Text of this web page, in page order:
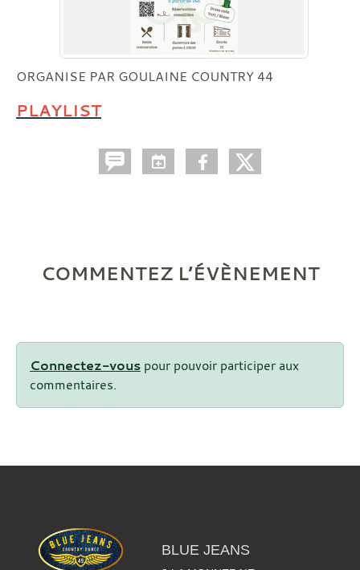
ORGANISE PAR GOULAINE COUNTRY 44
PLAYLIST
COMMENTEZ L’ÉVÈNEMENT
Connectez-vous pour pouvoir participer aux
commentaires.
BLUE JEANS